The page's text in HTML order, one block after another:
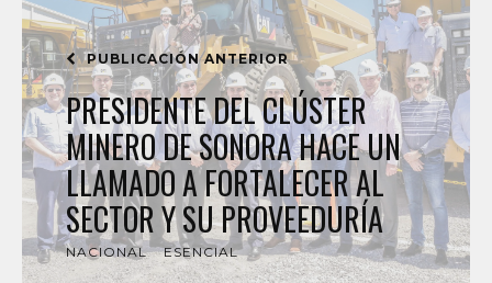
PUBLICACIÓN ANTERIOR
PRESIDENTE DEL CLÚSTER
MINERO DE SONORA HACE UN
LLAMADO A FORTALECER AL
SECTOR Y SU PROVEEDURÍA
NACIONAL ESENCIAL